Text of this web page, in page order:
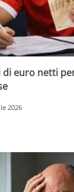
euro netti
2026